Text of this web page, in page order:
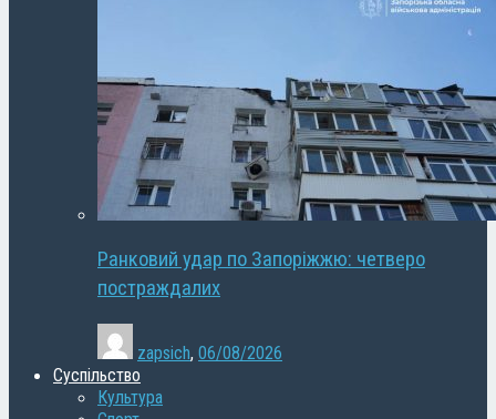
Ранковий удар по Запоріжжю: четверо
постраждалих
zapsich, 06/08/2026
Суспільство
Культура